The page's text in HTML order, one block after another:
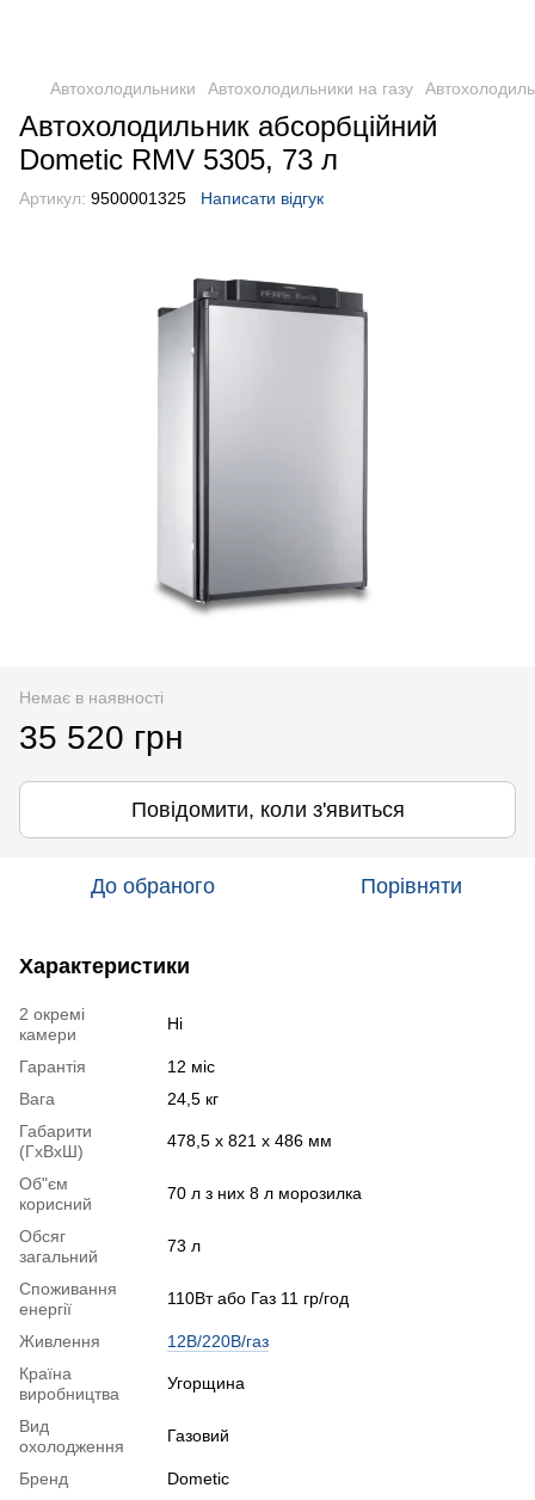
Автохолодильники Автохолодильники на газу
Автохолодильник абсорбційний
Dometic RMV 5305, 73 л
Артикул: 9500001325 Написати відгук
Немає в наявності
35 520 грн
Повідомити, коли з'явиться
До обраного Порівняти
Характеристики
2 окремі
камери
Ні
Гарантія
12 міс
Вага
24,5 кг
Габарити
(ГхВхШ)
478,5 х 821 х 486 мм
Об"єм
корисний
70 л з них 8 л морозилка
Обсяг
загальний
73 л
Споживання
енергії
110Вт або Газ 11 гр/год
Живлення
12В/220В/газ
Країна
виробництва
Угорщина
Вид
охолодження
Газовий
Бренд
Dometic